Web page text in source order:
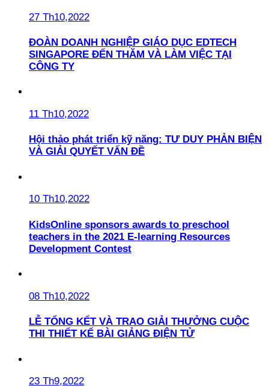
27 Th10,2022
ĐOÀN DOANH NGHIỆP GIÁO DỤC EDTECH
SINGAPORE ĐẾN THĂM VÀ LÀM VIỆC TẠI
CÔNG TY
11 Th10,2022
Hội thảo phát triển kỹ năng: TƯ DUY PHẢN BIỆN
VÀ GIẢI QUYẾT VẤN ĐỀ
10 Th10,2022
KidsOnline sponsors awards to preschool
teachers in the 2021 E-learning Resources
Development Contest
08 Th10,2022
LỄ TỔNG KẾT VÀ TRAO GIẢI THƯỞNG CUỘC
THI THIẾT KẾ BÀI GIẢNG ĐIỆN TỬ
23 Th9,2022